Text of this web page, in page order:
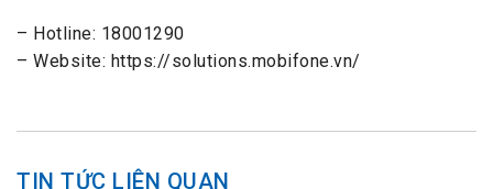
– Hotline: 18001290
– Website: https://solutions.mobifone.vn/
TIN TỨC LIÊN QUAN